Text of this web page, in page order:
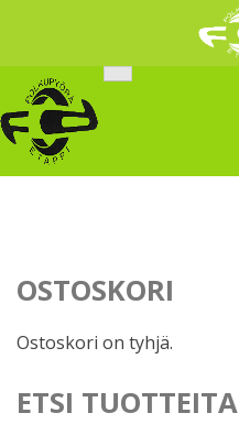
content
OSTOSKORI
Ostoskori on tyhjä.
ETSI TUOTTEITA